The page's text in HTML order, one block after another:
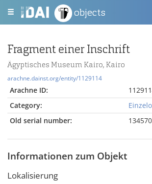
objects
Fragment einer Inschrift
Ägyptisches Museum Kairo, Kairo
arachne.dainst.org/entity/1129114
Arachne ID:
Category:
Old serial number:
134570
Informationen zum Objekt
Lokalisierung